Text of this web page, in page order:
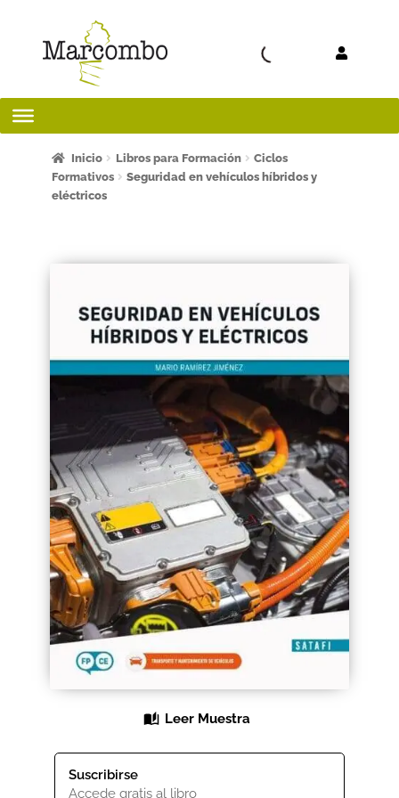
navegación
contenido
¡Bienvenido al apartado para profesores!
Artículos del blog
AVISO LEGAL
Categorías
Checkout
CONDICIONES DE COMPRA
Contacto
Contenido gratuito
Distribuidores
Inicio Libros para Formación
Ciclos
Formativos
Seguridad en vehículos híbridos y
eléctricos
Leer Muestra
Suscribirse
Accede gratis al libro